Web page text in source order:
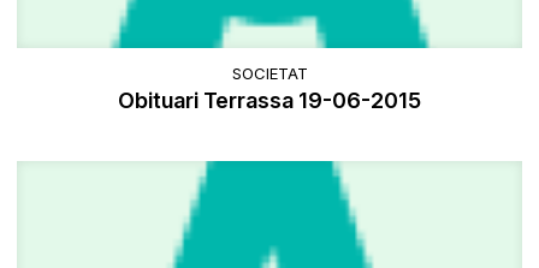
SOCIETAT
Obituari Terrassa 19-06-2015